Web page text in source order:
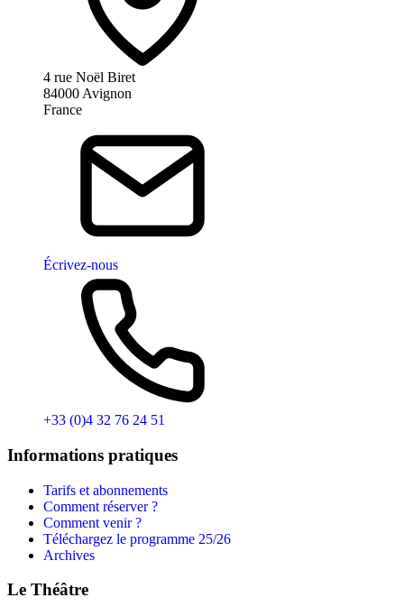
4 rue Noël Biret
84000 Avignon
France
Écrivez-nous
+33 (0)4 32 76 24 51
Informations pratiques
Tarifs et abonnements
Comment réserver ?
Comment venir ?
Téléchargez le programme 25/26
Archives
Le Théâtre